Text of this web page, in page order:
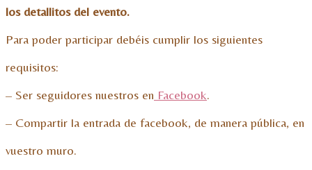
los detallitos del evento.
Para poder participar debéis cumplir los siguientes
requisitos:
– Ser seguidores nuestros en Facebook.
– Compartir la entrada de facebook, de manera pública, en
vuestro muro.